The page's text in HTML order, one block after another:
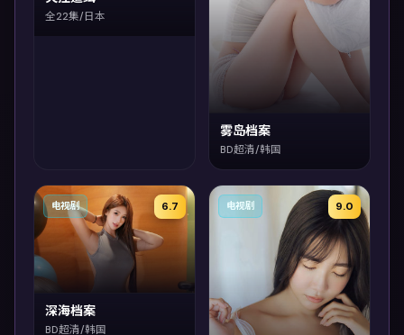
全22集/日本
雾岛档案
BD超清/韩国
6.7
电视剧
深海档案
BD超清/韩国
9.0
电视剧